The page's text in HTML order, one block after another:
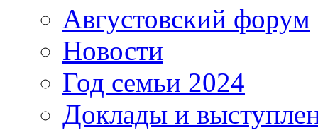
Августовский форум
Новости
Год семьи 2024
Доклады и